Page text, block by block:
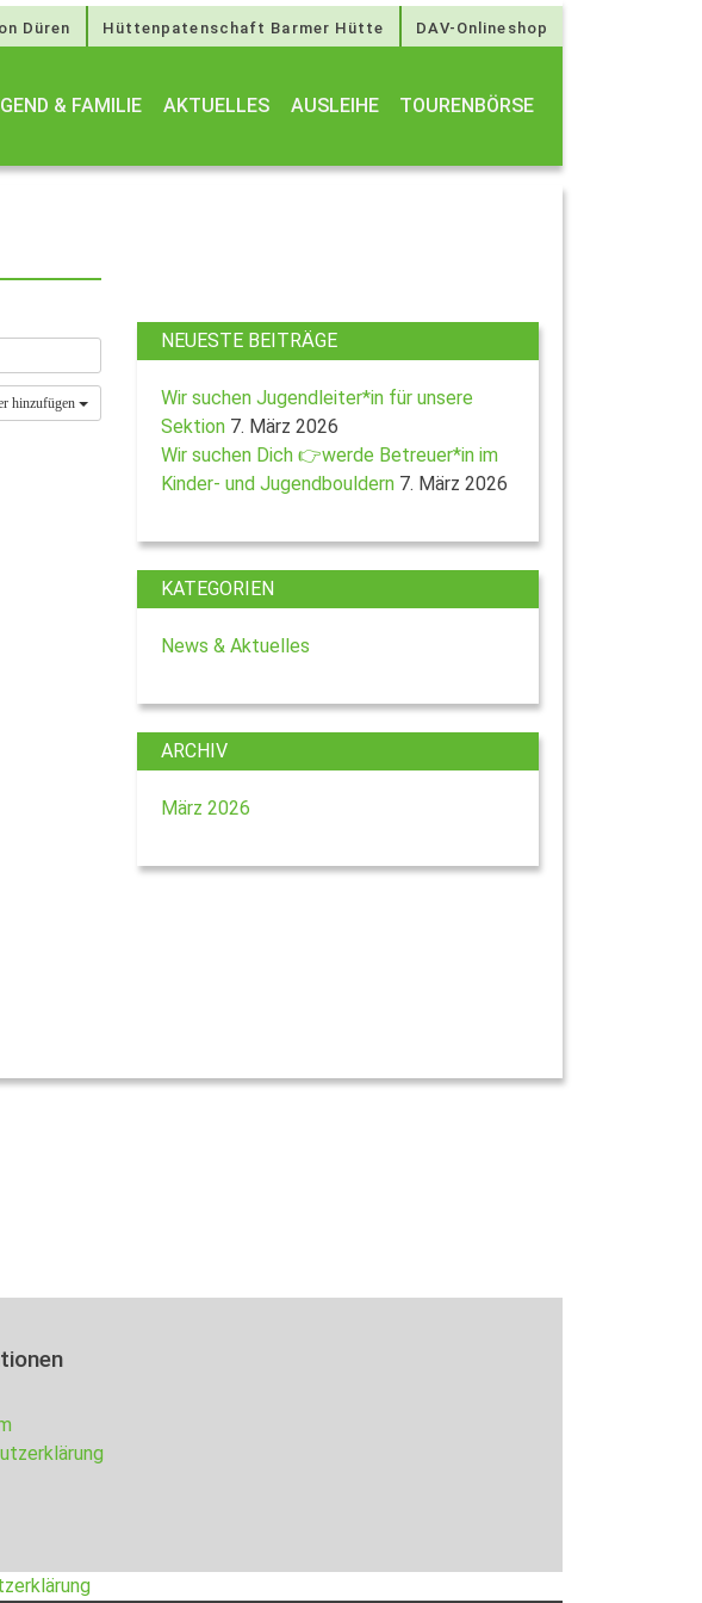
Düren Hüttenpatenschaft Barmer Hütte DAV-Onlineshop
& FAMILIE AKTUELLES AUSLEIHE TOURENBÖRSE
hinzufügen
NEUESTE BEITRÄGE
Wir suchen Jugendleiter*in für unsere
Sektion 7. März 2026
Wir suchen Dich 👉werde Betreuer*in im
Kinder- und Jugendbouldern 7. März 2026
KATEGORIEN
News & Aktuelles
ARCHIV
März 2026